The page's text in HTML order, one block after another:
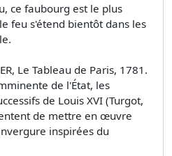
ce faubourg est le plus
feu s'étend bientôt dans les
Le Tableau de Paris, 1781.
de l'État, les
de Louis XVI (Turgot,
de mettre en œuvre
inspirées du